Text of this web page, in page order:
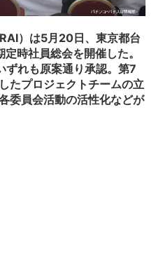
）は5月20日、東京都台
時社員総会を開催した。
ずれも原案通り承認。第7
たプロジェクトチームの立
委員会活動の活性化などが